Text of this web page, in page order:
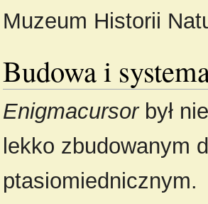
Muzeum Historii
Budowa i
Enigmacursorbył
lekko zbudowanym
ptasiomiednicznym.